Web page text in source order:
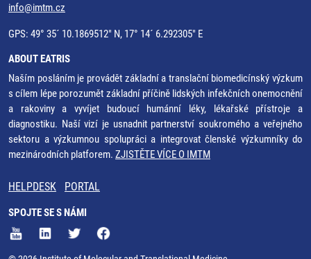
info@imtm.cz
GPS: 49° 35´ 10.1869512" N, 17° 14´ 6.292305" E
ABOUT EATRIS
Naším posláním je provádět základní a translační biomedicínský výzkum
s cílem lépe porozumět základní příčině lidských infekčních onemocnění
a rakoviny a vyvíjet budoucí humánní léky, lékařské přístroje a
diagnostiku. Naší vizí je usnadnit partnerství soukromého a veřejného
sektoru a výzkumnou spolupráci a integrovat členské výzkumníky do
mezinárodních platforem. ZJISTĚTE VÍCE O IMTM
HELPDESK PORTAL
SPOJTE SE S NÁMI